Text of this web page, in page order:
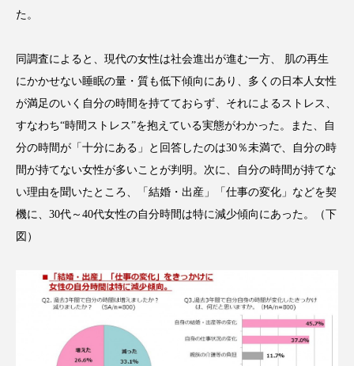
TikTok アスタキサンチン
アスレジャーコスメ アレルギー アロマ
インタビュー インナービューティー 冷え
ウェアラブルデバイス ウェルネス
ウェルビーイング エイジングケア
た。
同調査によると、現代の女性は社会進出が進む一方、 肌の再生
にかかせない睡眠の量・質も低下傾向にあり、多くの日本人女性
が満足のいく自分の時間を持てておらず、それによるストレス、
すなわち“時間ストレス”を抱えている実態がわかった。また、自
分の時間が「十分にある」と回答したのは30％未満で、自分の時
間が持てない女性が多いことが判明。次に、自分の時間が持てな
い理由を聞いたところ、「結婚・出産」「仕事の変化」などを契
機に、30代～40代女性の自分時間は特に減少傾向にあった。（下
図）